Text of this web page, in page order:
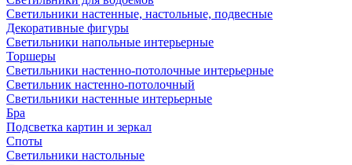
Светильники настенные, настольные, подвесные
Декоративные фигуры
Светильники напольные интерьерные
Торшеры
Светильники настенно-потолочные интерьерные
Светильник настенно-потолочный
Светильники настенные интерьерные
Бра
Подсветка картин и зеркал
Споты
Светильники настольные